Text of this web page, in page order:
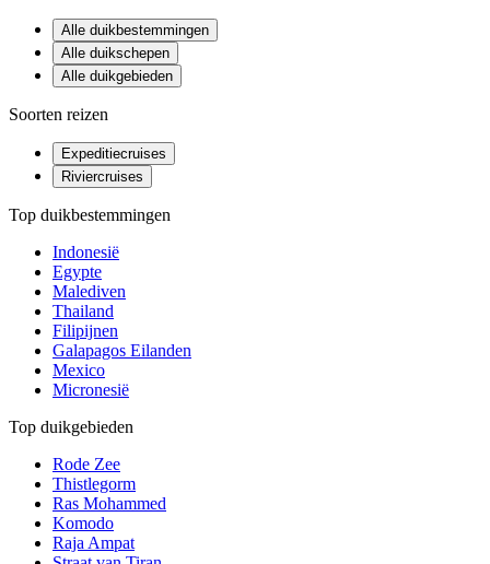
Alle duikbestemmingen
Alle duikschepen
Alle duikgebieden
Soorten reizen
Expeditiecruises
Riviercruises
Top duikbestemmingen
Indonesië
Egypte
Malediven
Thailand
Filipijnen
Galapagos Eilanden
Mexico
Micronesië
Top duikgebieden
Rode Zee
Thistlegorm
Ras Mohammed
Komodo
Raja Ampat